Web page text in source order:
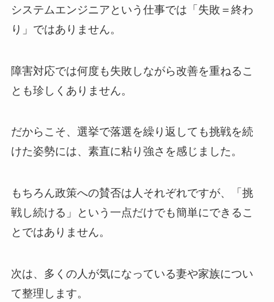
システムエンジニアという仕事では「失敗＝終わ
り」ではありません。
障害対応では何度も失敗しながら改善を重ねるこ
とも珍しくありません。
だからこそ、選挙で落選を繰り返しても挑戦を続
けた姿勢には、素直に粘り強さを感じました。
もちろん政策への賛否は人それぞれですが、「挑
戦し続ける」という一点だけでも簡単にできるこ
とではありません。
次は、多くの人が気になっている妻や家族につい
て整理します。